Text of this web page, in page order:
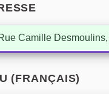
Camille
(FRANÇAIS)